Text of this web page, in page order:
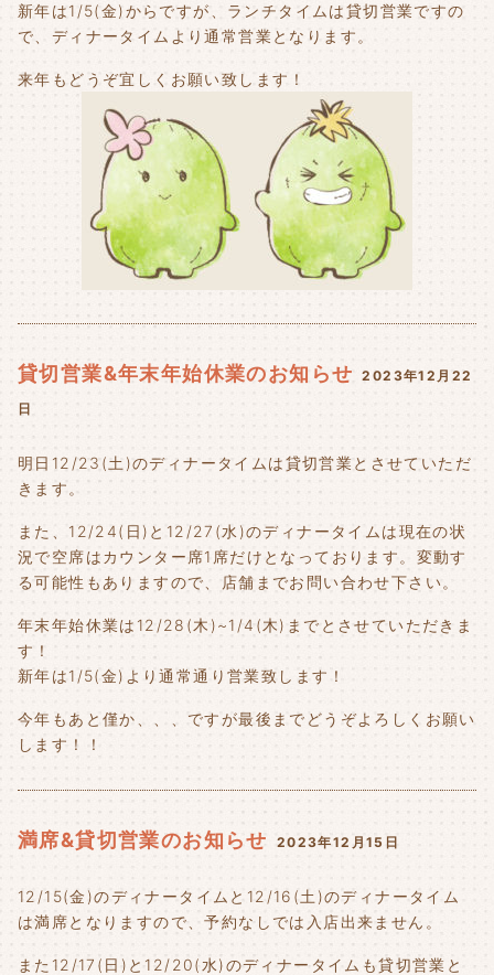
新年は1/5(金)からですが、ランチタイムは貸切営業ですの
で、ディナータイムより通常営業となります。
来年もどうぞ宜しくお願い致します！
貸切営業&年末年始休業のお知らせ
2023年12月22
日
明日12/23(土)のディナータイムは貸切営業とさせていただ
きます。
また、12/24(日)と12/27(水)のディナータイムは現在の状
況で空席はカウンター席1席だけとなっております。変動す
る可能性もありますので、店舗までお問い合わせ下さい。
年末年始休業は12/28(木)~1/4(木)までとさせていただきま
す！
新年は1/5(金)より通常通り営業致します！
今年もあと僅か、、、ですが最後までどうぞよろしくお願い
します！！
満席&貸切営業のお知らせ 2023年12月15日
12/15(金)のディナータイムと12/16(土)のディナータイム
は満席となりますので、予約なしでは入店出来ません。
また12/17(日)と12/20(水)のディナータイムも貸切営業と